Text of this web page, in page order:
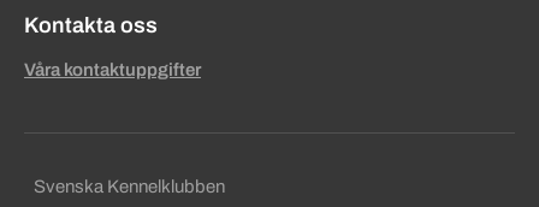
Kontakta oss
Våra kontaktuppgifter
Sekundära sidfotslänkar
Svenska Kennelklubben